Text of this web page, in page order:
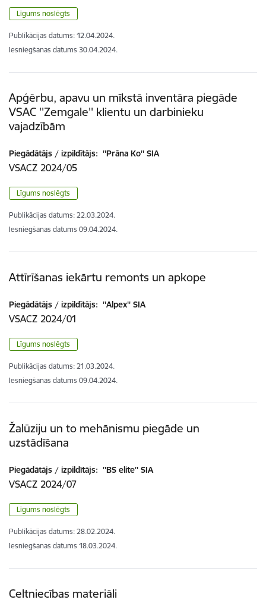
Līgums noslēgts
Publikācijas datums: 12.04.2024.
Iesniegšanas datums 30.04.2024.
Apģērbu, apavu un mīkstā inventāra piegāde
VSAC ''Zemgale'' klientu un darbinieku
vajadzībām
Piegādātājs / izpildītājs: ''Prāna Ko'' SIA
VSACZ 2024/05
Līgums noslēgts
Publikācijas datums: 22.03.2024.
Iesniegšanas datums 09.04.2024.
Attīrīšanas iekārtu remonts un apkope
Piegādātājs / izpildītājs: ''Alpex'' SIA
VSACZ 2024/01
Līgums noslēgts
Publikācijas datums: 21.03.2024.
Iesniegšanas datums 09.04.2024.
Žalūziju un to mehānismu piegāde un
uzstādīšana
Piegādātājs / izpildītājs: ''BS elite'' SIA
VSACZ 2024/07
Līgums noslēgts
Publikācijas datums: 28.02.2024.
Iesniegšanas datums 18.03.2024.
Celtniecības materiāli